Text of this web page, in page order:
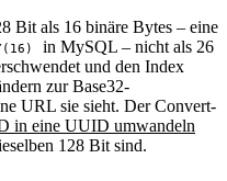
Bit als 16 binäre Bytes – eine
in MySQL – nicht als 26
und den Index
zur Base32-
URL sie sieht. Der Convert-
in eine UUID umwandeln
128 Bit sind.